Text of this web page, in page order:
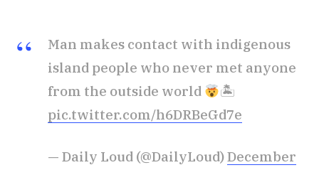
Man makes contact with indigenous
island people who never met anyone
from the outside world
🏝
pic.twitter.com/h6DRBeGd7e
— Daily Loud (@DailyLoud)December